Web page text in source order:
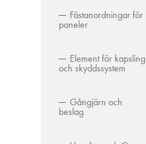
Fästanordningar för
paneler
Element för kapsling
och skyddssystem
Gångjärn och
beslag